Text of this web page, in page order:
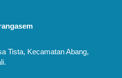
Tista, Kecamatan Abang,